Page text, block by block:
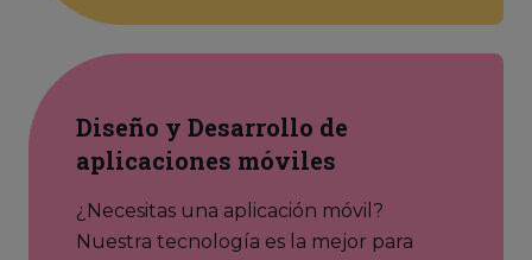
Diseño y Desarrollo de
aplicaciones móviles
¿Necesitas una aplicación móvil?
Nuestra tecnología es la mejor para